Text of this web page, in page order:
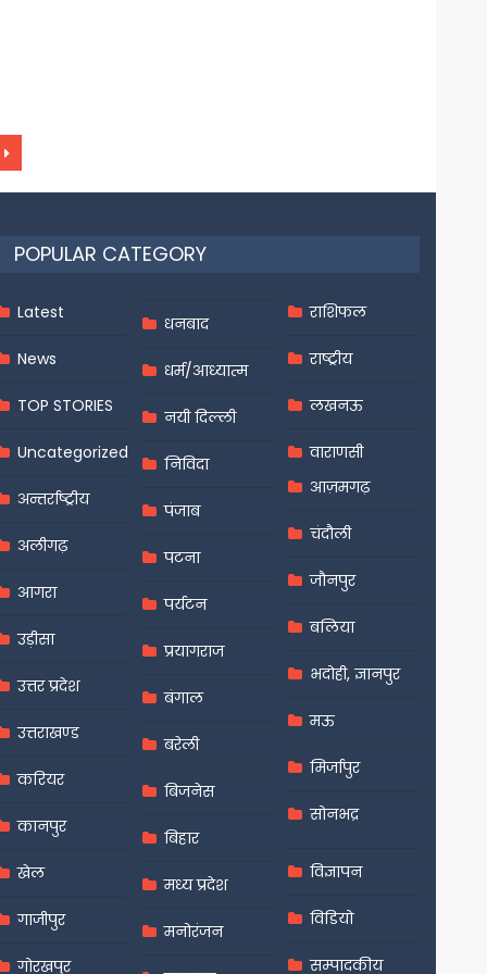
POPULAR CATEGORY
Latest
News
TOP STORIES
Uncategorized
अन्तर्राष्ट्रीय
अलीगढ़
आगरा
उड़ीसा
उत्तर प्रदेश
उत्तराखण्ड
करियर
कानपुर
खेल
गाजीपुर
गोरखपुर
धनबाद
धर्म/आध्यात्म
नयी दिल्ली
निविदा
पंजाब
पटना
पर्यटन
प्रयागराज
बंगाल
बरेली
बिजनेस
बिहार
मध्य प्रदेश
मनोरंजन
राशिफल
राष्ट्रीय
लखनऊ
वाराणसी
आज़मगढ़
चंदौली
जौनपुर
बलिया
भदोही, ज्ञानपुर
मऊ
मिर्जापुर
सोनभद्र
विज्ञापन
विडियो
सम्पादकीय